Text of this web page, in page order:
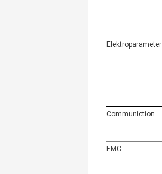
Elektroparameter
Communiction
EMC